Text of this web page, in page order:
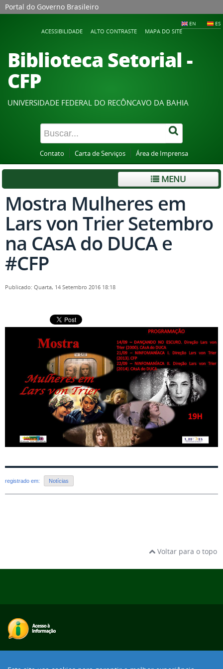
Portal do Governo Brasileiro
EN ES
ACESSIBILIDADE ALTO CONTRASTE MAPA DO SITE
Biblioteca Setorial -
CFP
UNIVERSIDADE FEDERAL DO RECÔNCAVO DA BAHIA
Contato Carta de Serviços Área de Imprensa
MENU
Mostra Mulheres em
Lars von Trier Setembro
na CAsA do DUCA e
#CFP
Publicado: Quarta, 14 Setembro 2016 18:18
registrado em: Notícias
Voltar para o topo
Desenvolvido com o CMS de código aberto Joomla!